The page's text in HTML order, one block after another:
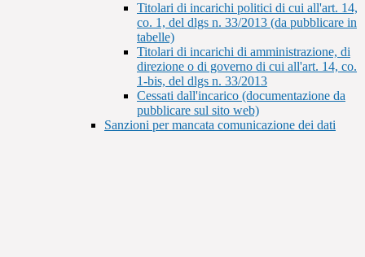
Titolari di incarichi politici di cui all'art. 14,
co. 1, del dlgs n. 33/2013 (da pubblicare in
tabelle)
Titolari di incarichi di amministrazione, di
direzione o di governo di cui all'art. 14, co.
1-bis, del dlgs n. 33/2013
Cessati dall'incarico (documentazione da
pubblicare sul sito web)
Sanzioni per mancata comunicazione dei dati